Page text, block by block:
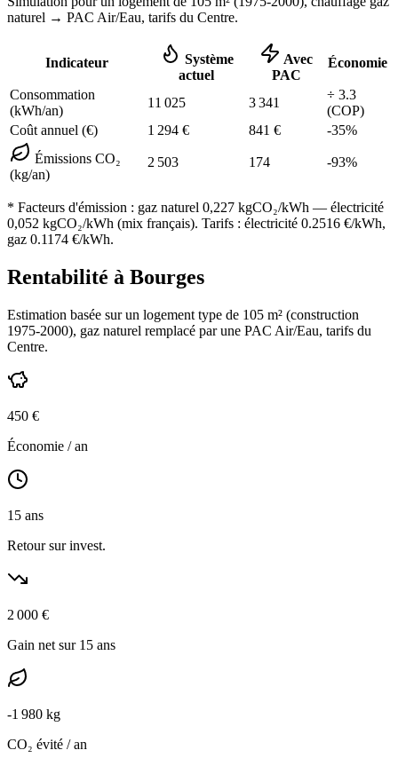
naturel → PAC Air/Eau, tarifs du Centre.
Indicateur
Système
actuel
Avec
PAC
Économie
Consommation
(kWh/an)
11 025 3 341
÷ 3.3
(COP)
Coût annuel (€)
1 294 € 841 € -35%
Émissions CO₂
(kg/an)
2 503 174 -93%
* Facteurs d'émission : gaz naturel 0,227 kgCO₂/kWh — électricité
0,052 kgCO₂/kWh (mix français). Tarifs : électricité 0.2516 €/kWh,
gaz 0.1174 €/kWh.
Rentabilité à Bourges
Estimation basée sur un logement type de 105 m² (construction
1975-2000), gaz naturel remplacé par une PAC Air/Eau, tarifs du
Centre.
450 €
Économie / an
15 ans
Retour sur invest.
2 000 €
Gain net sur 15 ans
-1 980 kg
CO₂ évité / an